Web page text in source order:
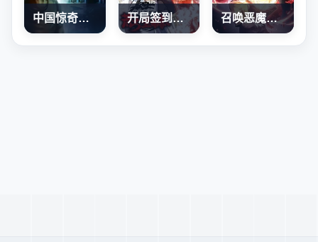
中国惊奇先生 开局签到荒古圣体 召唤恶魔，我既是深渊